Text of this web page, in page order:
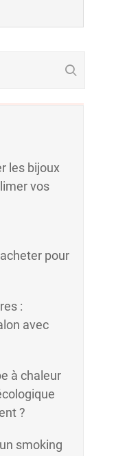
les bijoux
vos
pour
:
avec
à chaleur
?
smoking